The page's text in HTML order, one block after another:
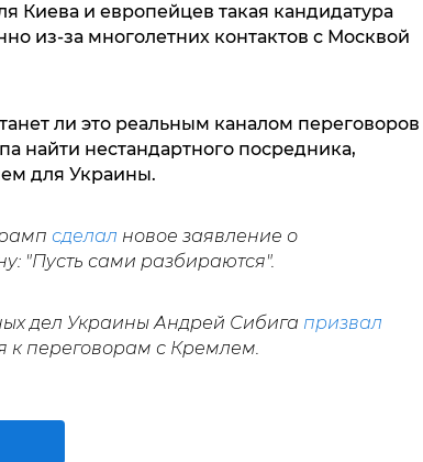
Киева и европейцев такая кандидатура
из-за многолетних контактов с Москвой
ли это реальным каналом переговоров
найти нестандартного посредника,
для Украины.
сделал новое заявление о
"Пусть сами разбираются".
дел Украины Андрей Сибига призвал
к переговорам с Кремлем.